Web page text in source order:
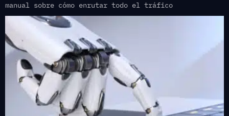
manual sobre cómo enrutar todo el tráfico